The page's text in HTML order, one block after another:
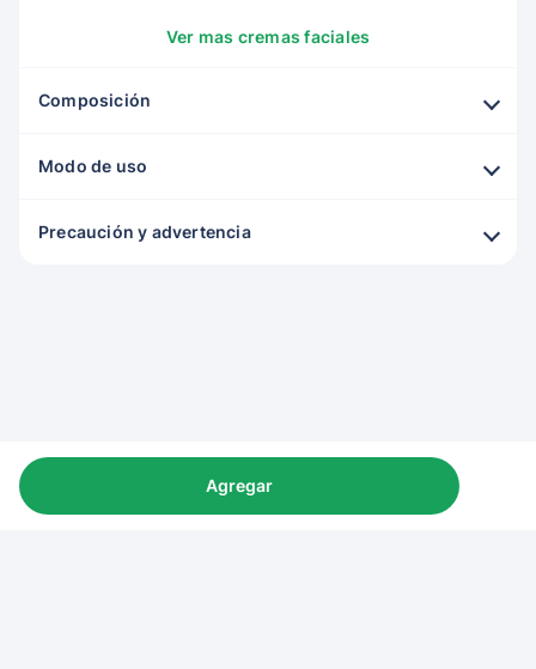
Ver mas cremas faciales
Composición
Modo de uso
Precaución y advertencia
Agregar